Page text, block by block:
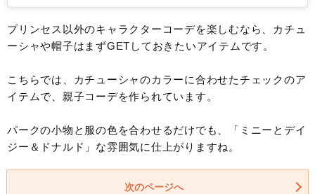
プリンセス以外のキャラクターコーデを楽しむなら、カチュ
ーシャや帽子はまずGETしておきたいアイテムです。
こちらでは、カチューシャのカラーに合わせたチェックのア
イテムで、親子コーデを作られています。
パークの小物と服の色を合わせるだけでも、「ミニーとデイ
ジー＆ドナルド」な雰囲気に仕上がりますね。
次のページへ